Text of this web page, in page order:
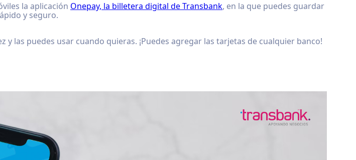
la aplicación Onepay, la billetera digital de Transbank, en la que puedes guardar
y seguro.
las puedes usar cuando quieras. ¡Puedes agregar las tarjetas de cualquier banco!